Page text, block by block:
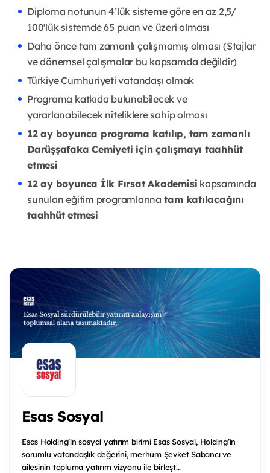
Diploma notunun 4’lük sisteme göre en az 2,5/
100'lük sistemde 65 puan ve üzeri olması
Daha önce tam zamanlı çalışmamış olması (Stajlar
ve dönemsel çalışmalar bu kapsamda değildir)
Türkiye Cumhuriyeti vatandaşı olmak
Programa katkıda bulunabilecek ve
yararlanabilecek niteliklere sahip olması
12 ay boyunca programa katılıp, tam zamanlı
Darüşşafaka Cemiyeti için çalışmayı taahhüt
etmesi
12 ay boyunca İlk Fırsat Akademisi kapsamında
sunulan eğitim programlarına tam katılacağını
taahhüt etmesi
Esas Sosyal
Esas Holding’in sosyal yatırım birimi Esas Sosyal, Holding’in
sorumlu vatandaşlık değerini, merhum Şevket Sabancı ve
ailesinin topluma yatırım vizyonu ile birleşt...